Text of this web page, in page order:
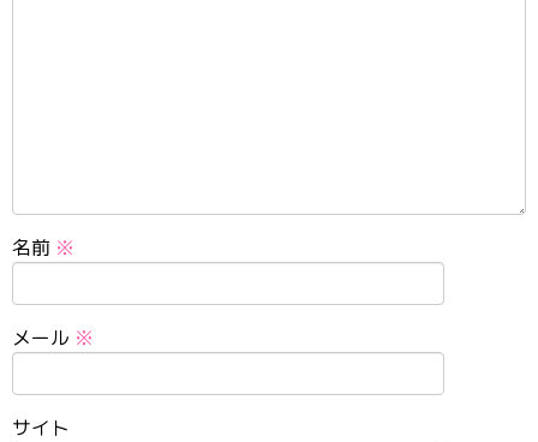
名前 ※
メール ※
サイト